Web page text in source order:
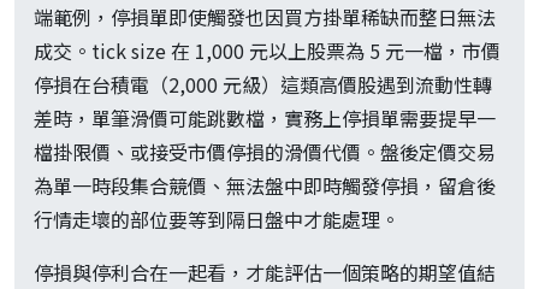
端範例，停損單即使觸發也因買方掛單稀缺而整日無法
成交。tick size 在 1,000 元以上股票為 5 元一檔，市價
停損在台積電（2,000 元級）這類高價股遇到流動性轉
差時，單筆滑價可能跳數檔，實務上停損單需要提早一
檔掛限價、或接受市價停損的滑價代價。盤後定價交易
為單一時段集合競價、無法盤中即時觸發停損，留倉後
行情走壞的部位要等到隔日盤中才能處理。
停損與停利合在一起看，才能評估一個策略的期望值結